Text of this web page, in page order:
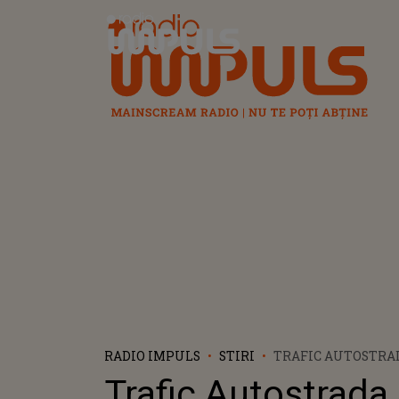
Radio Impuls
RADIO IMPULS STIRI
TRAFIC
ESTE DRUMUL